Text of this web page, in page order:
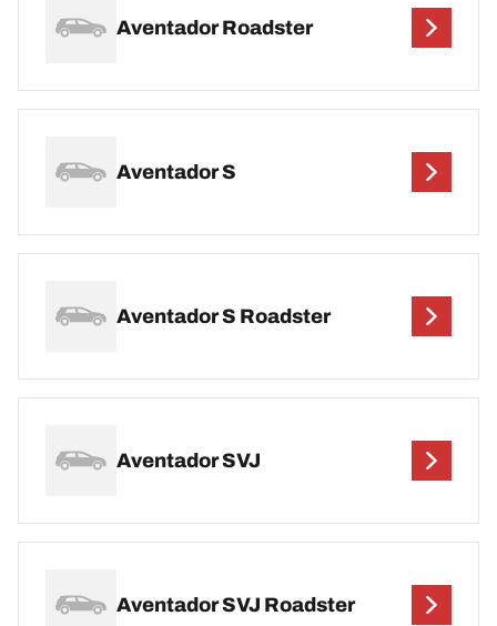
Aventador Roadster
Aventador S
Aventador S Roadster
Aventador SVJ
Aventador SVJ Roadster